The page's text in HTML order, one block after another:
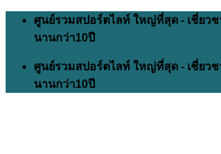
Skip
content
ศูนย์รวมสปอร์ตไลท์ ใหญ่ที่สุด - เชี่ยว
นานกว่า10ปี
ศูนย์รวมสปอร์ตไลท์ ใหญ่ที่สุด - เชี่ยว
นานกว่า10ปี